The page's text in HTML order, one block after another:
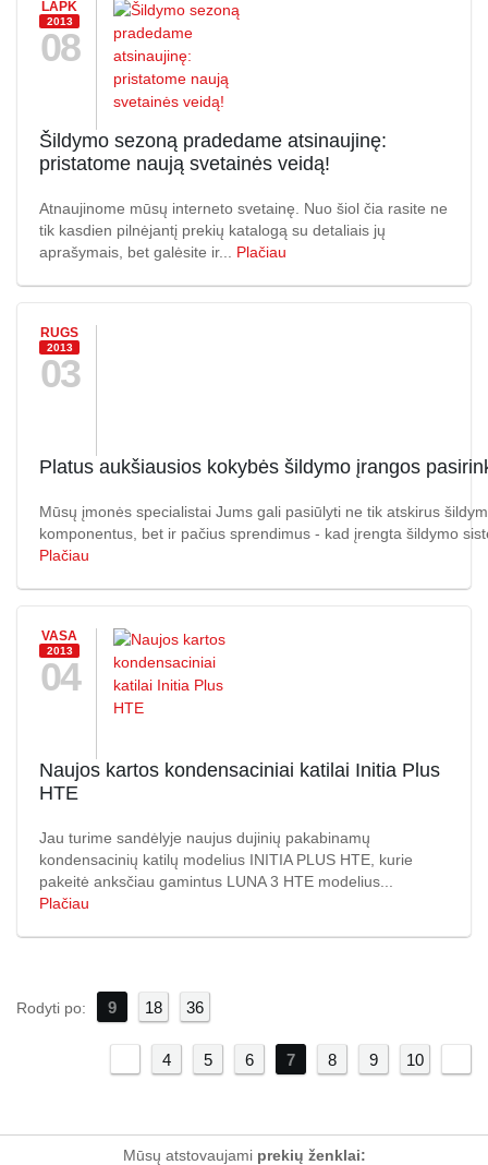
LAPK
2013
08
Šildymo sezoną pradedame atsinaujinę:
pristatome naują svetainės veidą!
Atnaujinome mūsų interneto svetainę. Nuo šiol čia rasite ne
tik kasdien pilnėjantį prekių katalogą su detaliais jų
aprašymais, bet galėsite ir... Plačiau
RUGS
2013
03
Platus aukšiausios kokybės šildymo įrangos
Mūsų įmonės specialistai Jums gali pasiūlyti ne tik atskirus
komponentus, bet ir pačius sprendimus - kad įrengta šildymo
Plačiau
VASA
2013
04
Naujos kartos kondensaciniai katilai Initia Plus
HTE
Jau turime sandėlyje naujus dujinių pakabinamų
kondensacinių katilų modelius INITIA PLUS HTE, kurie
pakeitė anksčiau gamintus LUNA 3 HTE modelius...
Plačiau
Rodyti po: 9 18 36
4 5 6 7 8 9 10
Mūsų atstovaujami prekių ženklai: